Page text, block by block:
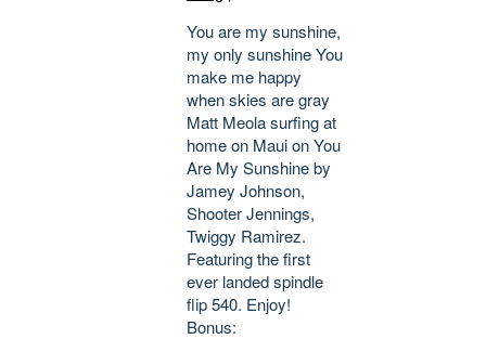
You are my sunshine,
my only sunshine You
make me happy
when skies are gray
Matt Meola surfing at
home on Maui on You
Are My Sunshine by
Jamey Johnson,
Shooter Jennings,
Twiggy Ramirez.
Featuring the first
ever landed spindle
flip 540. Enjoy!
Bonus: